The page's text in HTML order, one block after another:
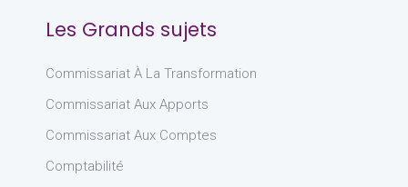
Les Grands sujets
Commissariat À La Transformation
Commissariat Aux Apports
Commissariat Aux Comptes
Comptabilité